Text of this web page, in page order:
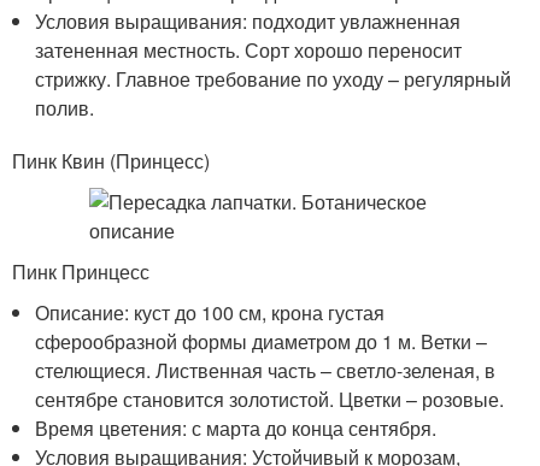
Условия выращивания: подходит увлажненная
затененная местность. Сорт хорошо переносит
стрижку. Главное требование по уходу – регулярный
полив.
Пинк Квин (Принцесс)
Пинк Принцесс
Описание: куст до 100 см, крона густая
сферообразной формы диаметром до 1 м. Ветки –
стелющиеся. Лиственная часть – светло-зеленая, в
сентябре становится золотистой. Цветки – розовые.
Время цветения: с марта до конца сентября.
Условия выращивания: Устойчивый к морозам,